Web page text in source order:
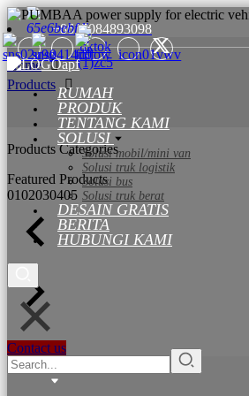
+8615084893098
RUMAH
PRODUK
TENTANG KAMI
SOLUSI
Solusi mobil/mini van
Solusi truk logistik
Solusi bus
Solusi truk berat
DESAIN GRATIS
BERITA
HUBUNGI KAMI
Home
Products
Products Categories
Featured Products
0102030405
Contact us